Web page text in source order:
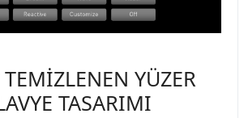
TEMİZLENEN YÜZER
TASARIMI